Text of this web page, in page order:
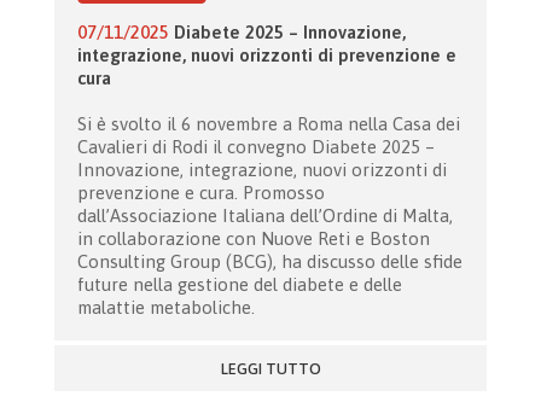
07/11/2025 Diabete 2025 – Innovazione,
integrazione, nuovi orizzonti di prevenzione e
cura
Si è svolto il 6 novembre a Roma nella Casa dei
Cavalieri di Rodi il convegno Diabete 2025 –
Innovazione, integrazione, nuovi orizzonti di
prevenzione e cura. Promosso
dall’Associazione Italiana dell’Ordine di Malta,
in collaborazione con Nuove Reti e Boston
Consulting Group (BCG), ha discusso delle sfide
future nella gestione del diabete e delle
malattie metaboliche.
LEGGI TUTTO